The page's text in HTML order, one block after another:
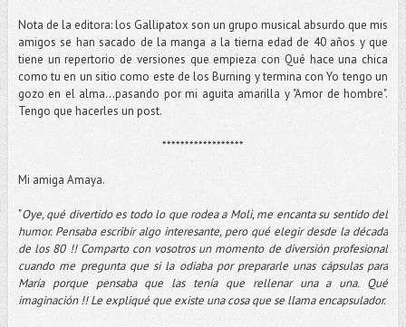
Nota de la editora: los Gallipatox son un grupo musical absurdo que mis
amigos se han sacado de la manga a la tierna edad de 40 años y que
tiene un repertorio de versiones que empieza con Qué hace una chica
como tu en un sitio como este de los Burning y termina con Yo tengo un
gozo en el alma...pasando por mi aguita amarilla y "Amor de hombre".
Tengo que hacerles un post.
******************
Mi amiga Amaya.
"Oye, qué divertido es todo lo que rodea a Moli, me encanta su sentido del
humor. Pensaba escribir algo interesante, pero qué elegir desde la década
de los 80 !! Comparto con vosotros un momento de diversión profesional
cuando me pregunta que si la odiaba por prepararle unas cápsulas para
María porque pensaba que las tenía que rellenar una a una. Qué
imaginación !! Le expliqué que existe una cosa que se llama encapsulador.